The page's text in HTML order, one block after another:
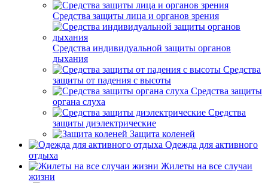
Средства защиты лица и органов зрения
Средства индивидуальной защиты органов
дыхания
Средства
защиты от падения с высоты
Средства защиты
органа слуха
Средства
защиты диэлектрические
Защита коленей
Одежда для активного
отдыха
Жилеты на все случаи
жизни